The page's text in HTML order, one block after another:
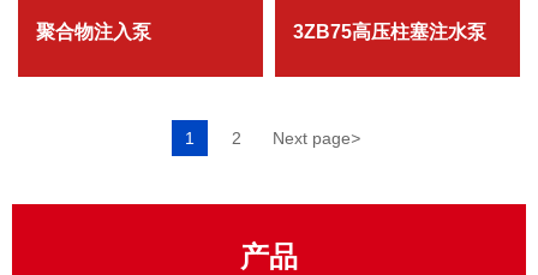
聚合物注入泵 3ZB75高压柱塞注水泵
1 2 Next page>
产品